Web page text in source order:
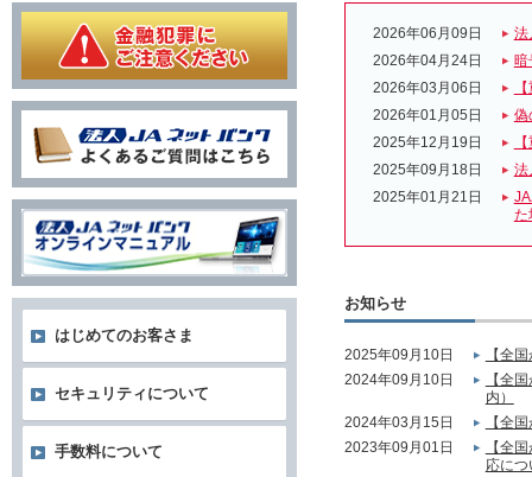
2026年06月09日
法
2026年04月24日
暗
2026年03月06日
2026年01月05日
偽
2025年12月19日
2025年09月18日
法
2025年01月21日
た
お知らせ
2025年09月10日
【全
2024年09月10日
【全
内）
2024年03月15日
【全
2023年09月01日
【全
応に
はじめてのお客さま
セキュリティについて
手数料について